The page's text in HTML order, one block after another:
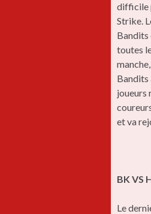
difficile
Strike.
Bandits
toutes
Bandits
joueurs
et va
BK VS
Le